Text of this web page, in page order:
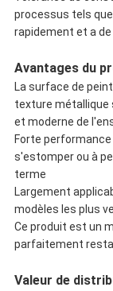
processus tels
rapidement et a
Avantages du
La surface de
texture métallique
et moderne de
Forte
s'estomper ou à
terme
Largement
modèles les plus
Ce produit est un
parfaitement
Valeur de